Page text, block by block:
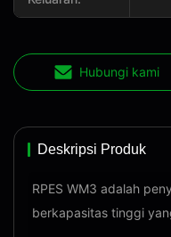
Hubungi kami
Deskripsi Produk
RPES WM3 adalah
berkapasitas tinggi